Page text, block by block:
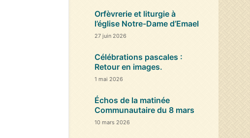
Orfèvrerie et liturgie à
l’église Notre-Dame d’Emael
27 juin 2026
Célébrations pascales :
Retour en images.
1 mai 2026
Échos de la matinée
Communautaire du 8 mars
10 mars 2026